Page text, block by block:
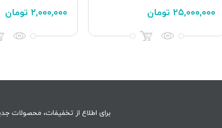
۲۵,۰۰۰,۰۰۰ تومان ۲,۰۰۰,۰۰۰ تومان
برای اطلاع از تخفیفات، محصولات